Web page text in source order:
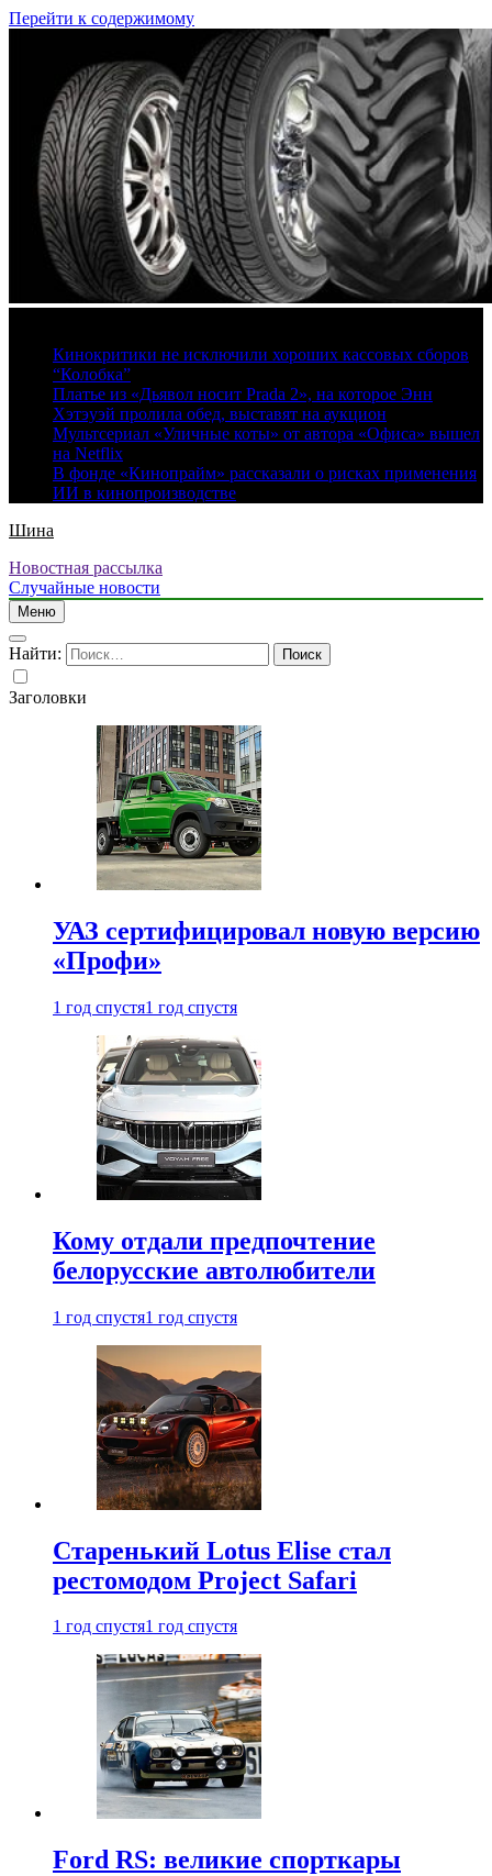
Перейти к содержимому
Кинокритики не исключили хороших кассовых сборов
“Колобка”
Платье из «Дьявол носит Prada 2», на которое Энн
Хэтэуэй пролила обед, выставят на аукцион
Мультсериал «Уличные коты» от автора «Офиса» вышел
на Netflix
В фонде «Кинопрайм» рассказали о рисках применения
ИИ в кинопроизводстве
Шина
Новостная рассылка
Случайные новости
Меню
Найти:
Заголовки
УАЗ сертифицировал новую версию
«Профи»
1 год спустя1 год спустя
Кому отдали предпочтение
белорусские автолюбители
1 год спустя1 год спустя
Старенький Lotus Elise стал
рестомодом Project Safari
1 год спустя1 год спустя
Ford RS: великие спорткары